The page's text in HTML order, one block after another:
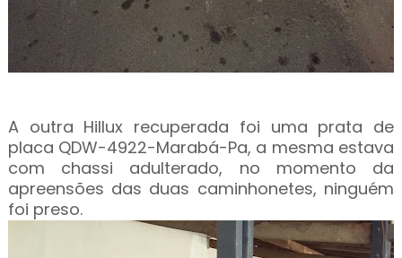
A outra Hillux recuperada foi uma prata de
placa QDW-4922-Marabá-Pa, a mesma estava
com chassi adulterado, no momento da
apreensões das duas caminhonetes, ninguém
foi preso.